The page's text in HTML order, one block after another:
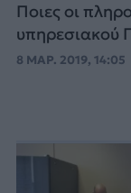
Ποιες οι
υπηρεσιακού
8 ΜΑΡ. 2019, 14:05